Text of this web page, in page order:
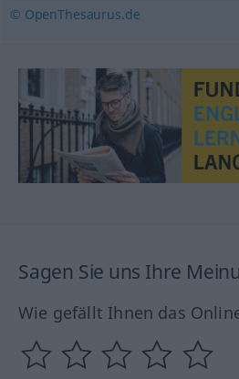
© OpenThesaurus.de
Sagen Sie uns Ihre
Wie gefällt Ihnen das